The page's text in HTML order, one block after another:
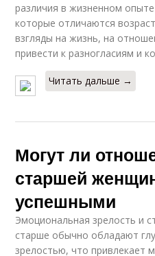
различия в жизненном
которые отличаются
взгляды на жизнь, на
привести к разногласиям и
Читать дальше →
Могут ли
старшей
успешными
Эмоциональная зрелость и
старше обычно обладают
зрелостью, что привлекает